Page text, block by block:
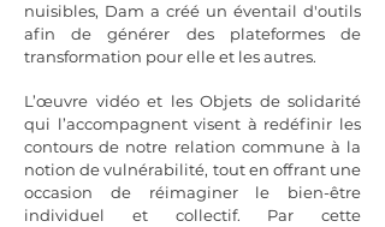
nuisibles, Dam a créé un éventail d'outils
afin de générer des plateformes de
transformation pour elle et les autres.
L’œuvre vidéo et les Objets de solidarité
qui l’accompagnent visent à redéfinir les
contours de notre relation commune à la
notion de vulnérabilité, tout en offrant une
occasion de réimaginer le bien-être
individuel et collectif. Par cette